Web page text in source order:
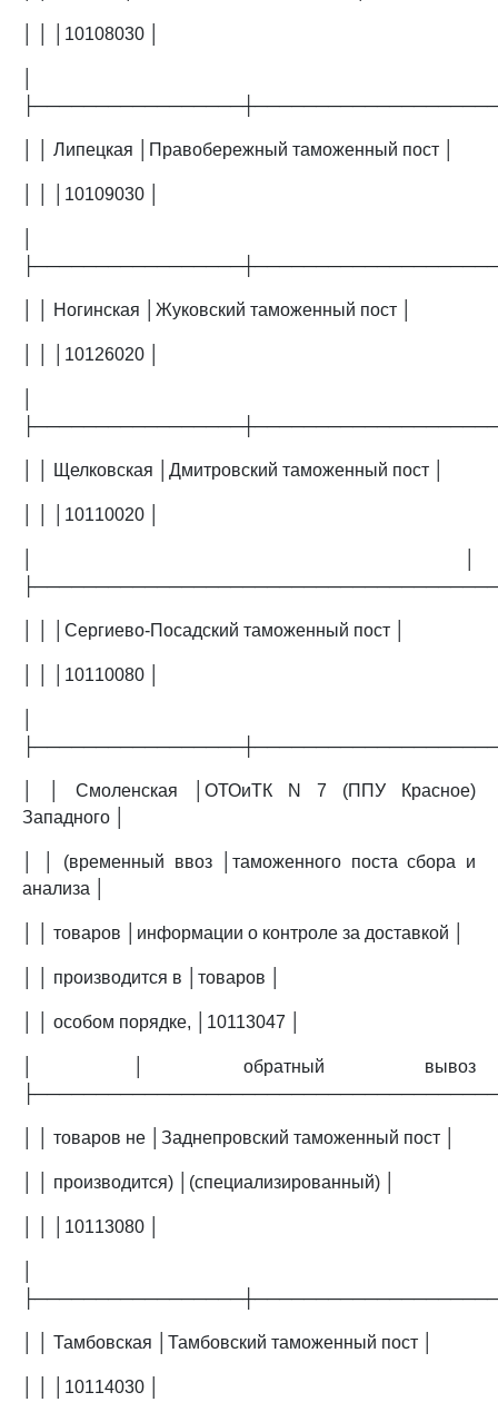
│ │ │10108030 │
│ │ Липецкая │Правобережный таможенный пост │
│ │ │10109030 │
│ │ Ногинская │Жуковский таможенный пост │
│ │ │10126020 │
│ │ Щелковская │Дмитровский таможенный пост │
│ │ │10110020 │
│ │ │Сергиево-Посадский таможенный пост │
│ │ │10110080 │
│ │ Смоленская │ОТОиТК N 7 (ППУ Красное)
Западного │
│ │ (временный ввоз │таможенного поста сбора и
анализа │
│ │ товаров │информации о контроле за доставкой │
│ │ производится в │товаров │
│ │ особом порядке, │10113047 │
│ │ обратный вывоз
│ │ товаров не │Заднепровский таможенный пост │
│ │ производится) │(специализированный) │
│ │ │10113080 │
│ │ Тамбовская │Тамбовский таможенный пост │
│ │ │10114030 │